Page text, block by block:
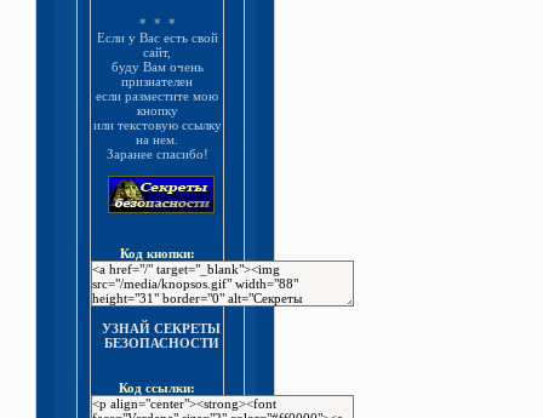
* * *
Если у Вас есть свой
сайт,
буду Вам очень
признателен
если разместите мою
кнопку
или текстовую ссылку
на нем.
Заранее спасибо!
Код кнопки:
УЗНАЙ СЕКРЕТЫ
БЕЗОПАСНОСТИ
Код ссылки: